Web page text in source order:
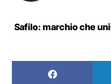
Safilo: marchio che